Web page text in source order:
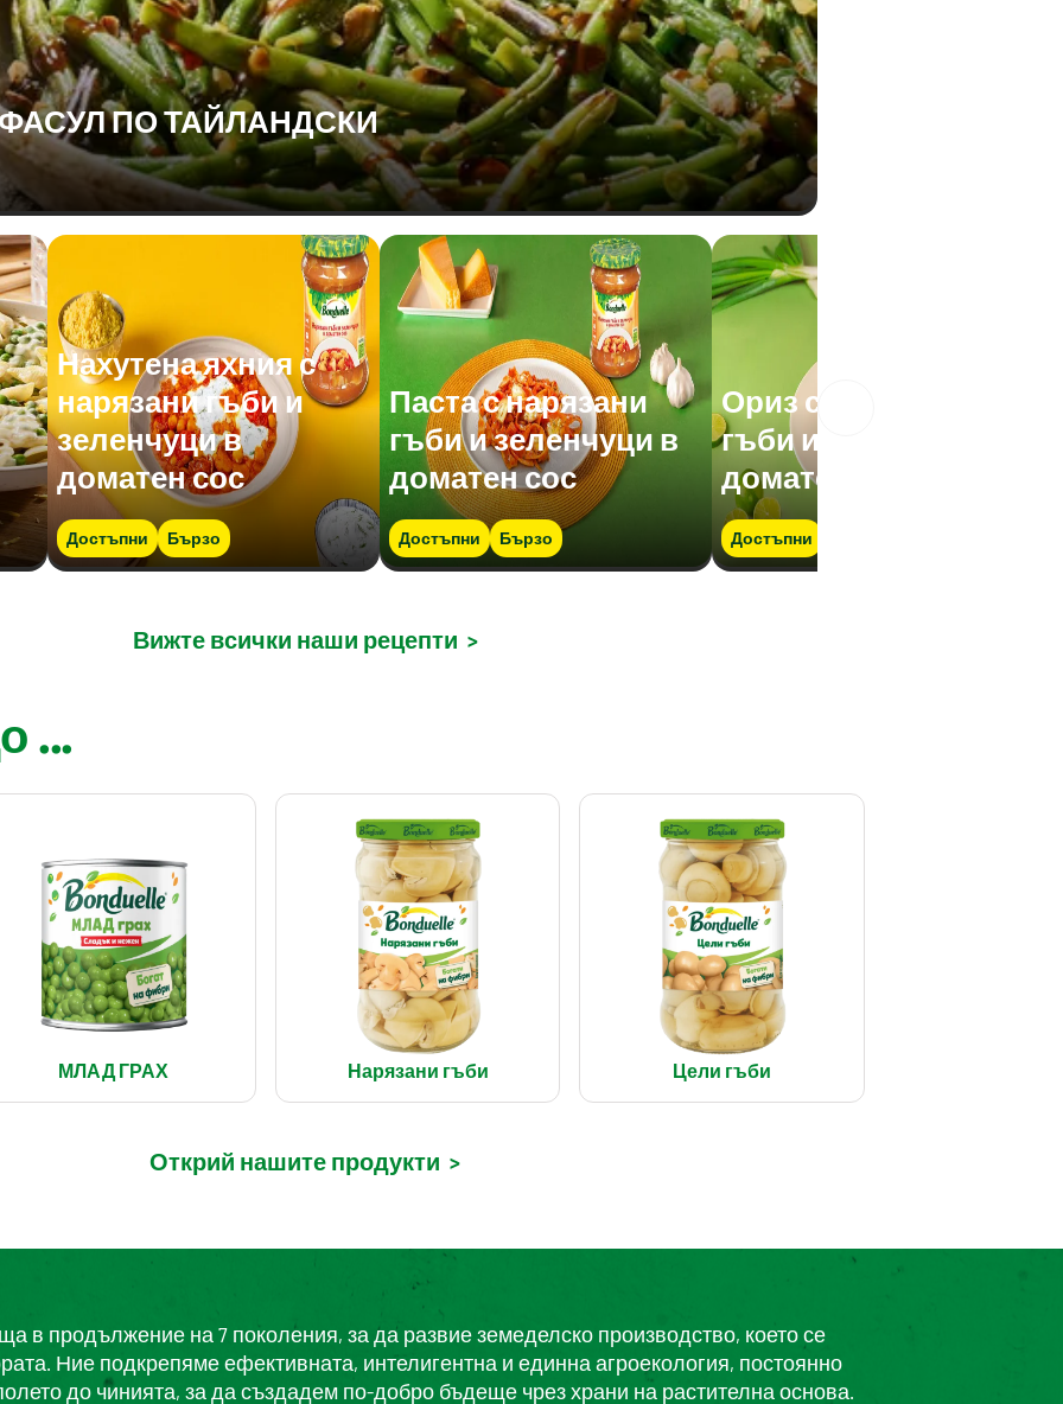
ПО ТАЙЛАНДСКИ
Нахутена яхния с
нарязани гъби и
зеленчуци в
доматен сос
Достъпни Бързо
Паста с нарязани
гъби и зеленчуци в
доматен сос
Достъпни Бързо
Ориз с нарязани
гъби и зеленчуци в
доматен сос
Достъпни
Вижте всички наши рецепти >
...
МЛАД ГРАХ Нарязани гъби Цели гъби
Открий нашите продукти >
в продължение на 7 поколения, за да развие земеделско производство, което се
Ние подкрепяме ефективната, интелигентна и единна агроекология, постоянно
до чинията, за да създадем по-добро бъдеще чрез храни на растителна основа.